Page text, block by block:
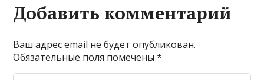
Добавить комментарий
Ваш адрес email не будет опубликован.
Обязательные поля помечены*